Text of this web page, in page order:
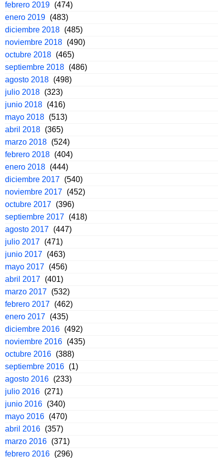
febrero 2019 (474)
enero 2019 (483)
diciembre 2018 (485)
noviembre 2018 (490)
octubre 2018 (465)
septiembre 2018 (486)
agosto 2018 (498)
julio 2018 (323)
junio 2018 (416)
mayo 2018 (513)
abril 2018 (365)
marzo 2018 (524)
febrero 2018 (404)
enero 2018 (444)
diciembre 2017 (540)
noviembre 2017 (452)
octubre 2017 (396)
septiembre 2017 (418)
agosto 2017 (447)
julio 2017 (471)
junio 2017 (463)
mayo 2017 (456)
abril 2017 (401)
marzo 2017 (532)
febrero 2017 (462)
enero 2017 (435)
diciembre 2016 (492)
noviembre 2016 (435)
octubre 2016 (388)
septiembre 2016 (1)
agosto 2016 (233)
julio 2016 (271)
junio 2016 (340)
mayo 2016 (470)
abril 2016 (357)
marzo 2016 (371)
febrero 2016 (296)